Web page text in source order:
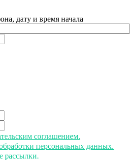
дату и время начала
соглашением.
персональных данных.
рассылки.